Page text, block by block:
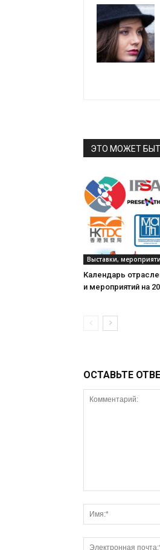
ЭТО МОЖЕТ
Выставки,
Календарь
и мероприятий на
ОСТАВЬТЕ